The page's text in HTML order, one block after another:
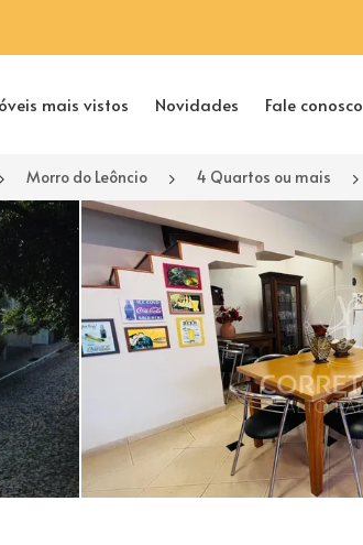
mais vistos Novidades Fale conosco
Morro do Leôncio 4 Quartos ou mais